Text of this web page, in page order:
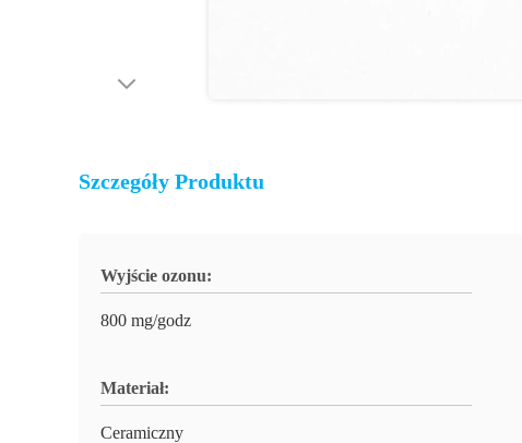
Szczegóły Produktu
Wyjście ozonu:
800 mg/godz
Materiał:
Ceramiczny